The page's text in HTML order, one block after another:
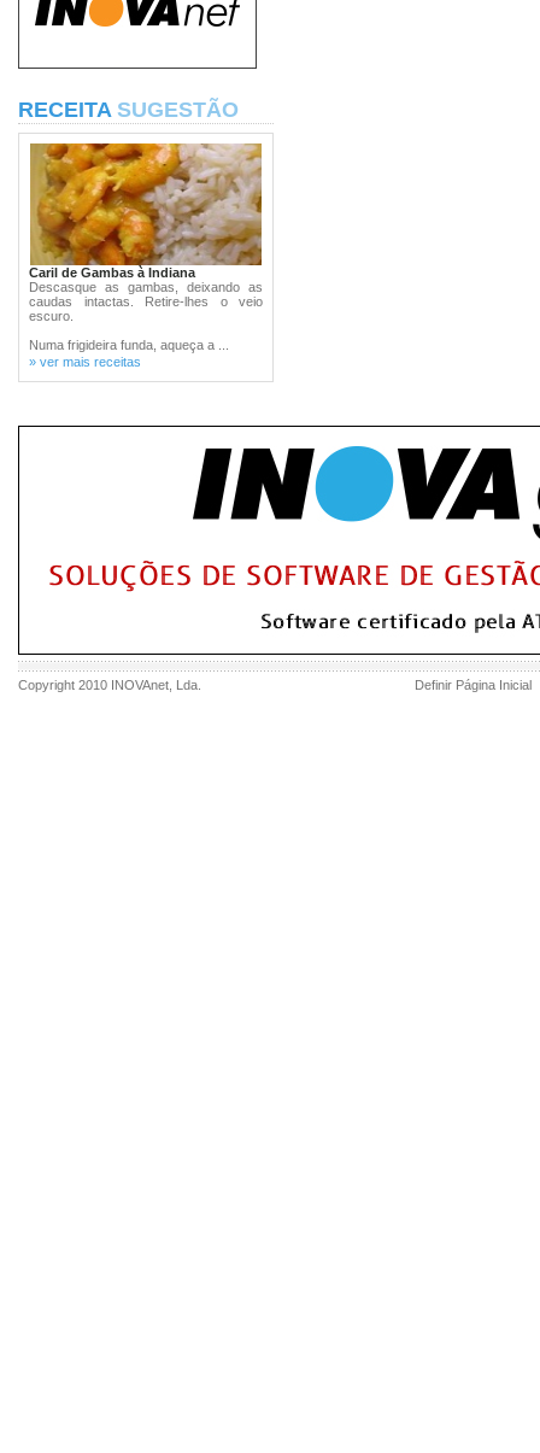
RECEITA SUGESTÃO
Caril de Gambas à Indiana
Descasque as gambas, deixando as
caudas intactas. Retire-lhes o veio
escuro.
Numa frigideira funda, aqueça a ...
» ver mais receitas
Copyright 2010 INOVAnet , Lda. Definir Página Inicial